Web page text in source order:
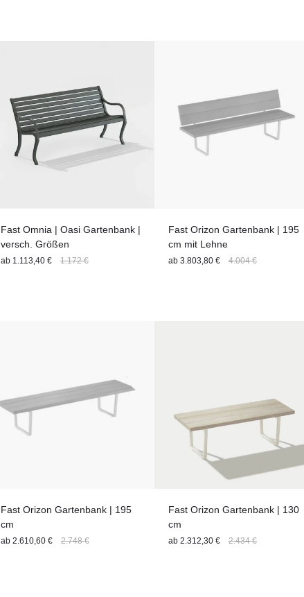
Fast Omnia | Oasi Gartenbank |
versch. Größen
ab 1.113,40 € 1.172 €
Fast Orizon Gartenbank | 195
cm mit Lehne
ab 3.803,80 € 4.004 €
Fast Orizon Gartenbank | 195
cm
ab 2.610,60 € 2.748 €
Fast Orizon Gartenbank | 130
cm
ab 2.312,30 € 2.434 €